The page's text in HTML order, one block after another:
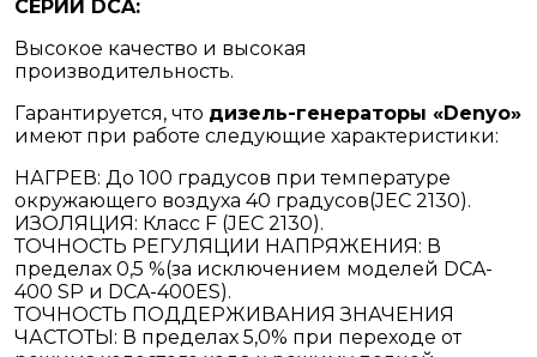
СЕРИИ DCA:
Высокое качество и высокая
производительность.
Гарантируется, что дизель-генераторы «Denyo»
имеют при работе следующие характеристики:
НАГРЕВ: До 100 градусов при температуре
окружающего воздуха 40 градусов(JEC 2130).
ИЗОЛЯЦИЯ: Класс F (JEC 2130).
ТОЧНОСТЬ РЕГУЛЯЦИИ НАПРЯЖЕНИЯ: В
пределах 0,5 %(за исключением моделей DCA-
400 SP и DCA-400ES).
ТОЧНОСТЬ ПОДДЕРЖИВАНИЯ ЗНАЧЕНИЯ
ЧАСТОТЫ: В пределах 5,0% при переходе от